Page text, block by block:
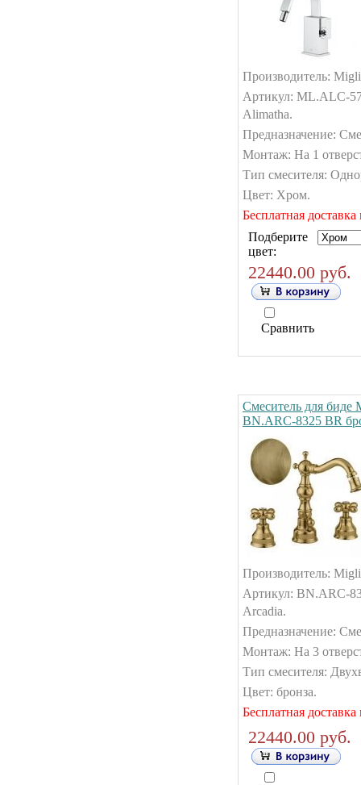
Производитель:
Артикул: ML.ALC-
Alimatha.
Предназначение:
Монтаж: На 1
Тип смесителя:
Цвет: Хром.
Бесплатная
Подберите
цвет:
22440.00 руб.
Сравнить
Смеситель для биде
BN.ARC-8325 BR
Производитель:
Артикул: BN.ARC-
Arcadia.
Предназначение:
Монтаж: На 3
Тип смесителя:
Цвет: бронза.
Бесплатная
22440.00 руб.